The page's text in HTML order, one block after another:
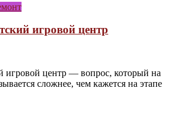
игровой центр
игровой центр — вопрос, который на
сложнее, чем кажется на этапе